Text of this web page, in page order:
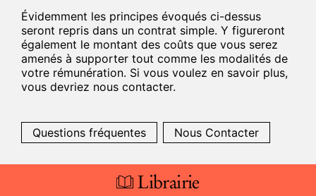
Évidemment les principes évoqués ci-dessus
seront repris dans un contrat simple. Y figureront
également le montant des coûts que vous serez
amenés à supporter tout comme les modalités de
votre rémunération. Si vous voulez en savoir plus,
vous devriez nous contacter.
Questions fréquentes Nous Contacter
Librairie